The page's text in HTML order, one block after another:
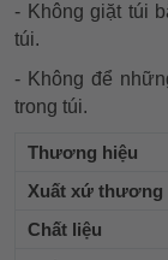
- Không giặt túi
túi.
- Không để
trong túi.
Thương hiệu
Xuất xứ thương
Chất liệu